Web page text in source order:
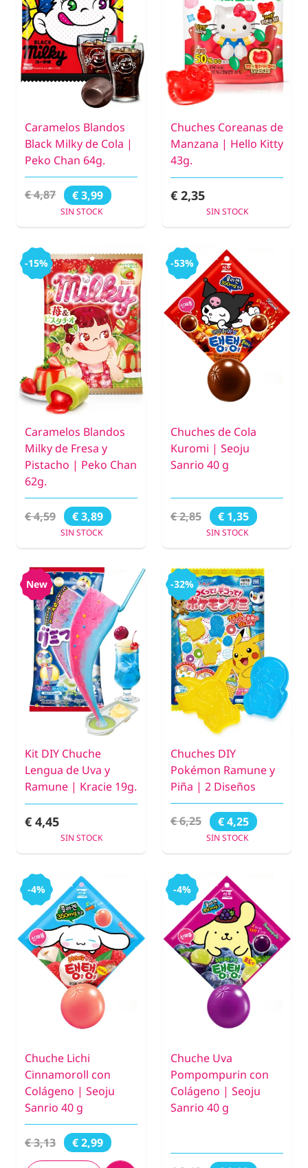
Caramelos Blandos
Black Milky de Cola |
Peko Chan 64g.
€ 4,87 € 3,99
SIN STOCK
Chuches Coreanas de
Manzana | Hello Kitty
43g.
€ 2,35
SIN STOCK
-15%
Caramelos Blandos
Milky de Fresa y
Pistacho | Peko Chan
62g.
€ 4,59 € 3,89
SIN STOCK
-53%
Chuches de Cola
Kuromi | Seoju
Sanrio 40 g
€ 2,85 € 1,35
SIN STOCK
New
Kit DIY Chuche
Lengua de Uva y
Ramune | Kracie 19g.
€ 4,45
SIN STOCK
-32%
Chuches DIY
Pokémon Ramune y
Piña | 2 Diseños
€ 6,25 € 4,25
SIN STOCK
-4%
Chuche Lichi
Cinnamoroll con
Colágeno | Seoju
Sanrio 40 g
€ 3,13 € 2,99
-4%
Chuche Uva
Pompompurin con
Colágeno | Seoju
Sanrio 40 g